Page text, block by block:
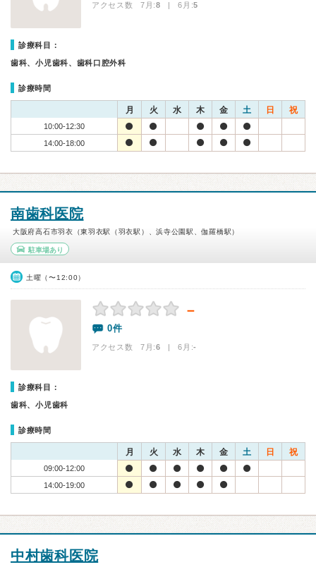
アクセス数 7月:8 | 6月:5
診療科目：
歯科、小児歯科、歯科口腔外科
診療時間
月 火 水 木 金 土 日 祝
10:00-12:30
14:00-18:00
南歯科医院
大阪府高石市羽衣（東羽衣駅（羽衣駅）、浜寺公園駅、伽羅橋駅）
駐車場あり
土曜（〜12:00）
－
0件
アクセス数 7月:6 | 6月:-
診療科目：
歯科、小児歯科
診療時間
月 火 水 木 金 土 日 祝
09:00-12:00
14:00-19:00
中村歯科医院